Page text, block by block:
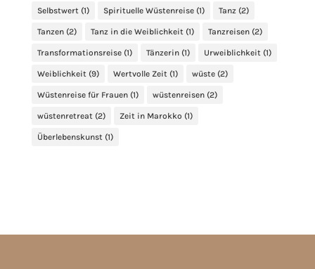
Selbstwert(1) Spirituelle Wüstenreise(1) Tanz(2)
Tanzen(2) Tanz in die Weiblichkeit(1) Tanzreisen(2)
Transformationsreise(1) Tänzerin(1) Urweiblichkeit(1)
Weiblichkeit(9) Wertvolle Zeit(1) wüste(2)
Wüstenreise für Frauen(1) wüstenreisen(2)
wüstenretreat(2) Zeit in Marokko (1)
Überlebenskunst(1)